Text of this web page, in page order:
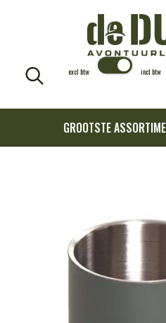
excl btw incl btw
GROOTSTE